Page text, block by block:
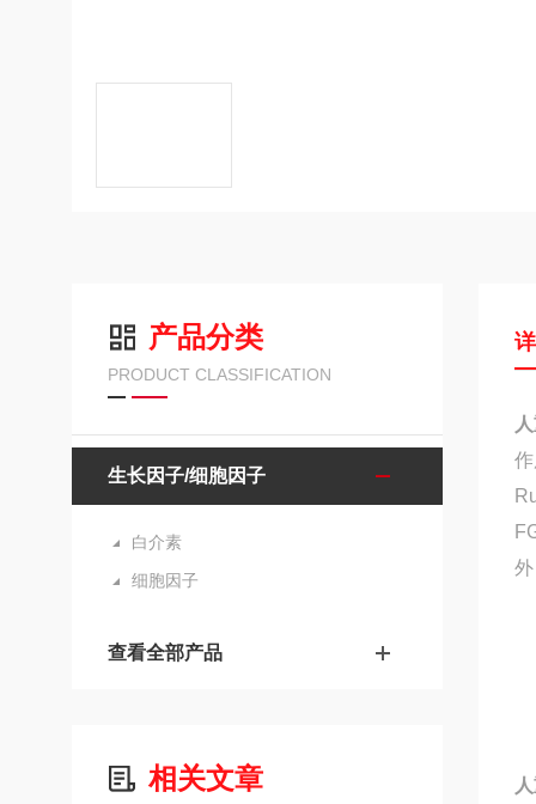
产品分类
PRODUCT CLASSIFICATION
生长因子/细胞因子
白介素
细胞因子
查看全部产品
相关文章